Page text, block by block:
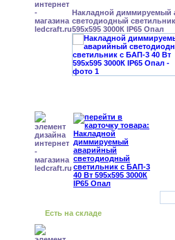
Накладной диммируемый
светодиодный
595x595 3000К IP65 Опал
Есть на складе